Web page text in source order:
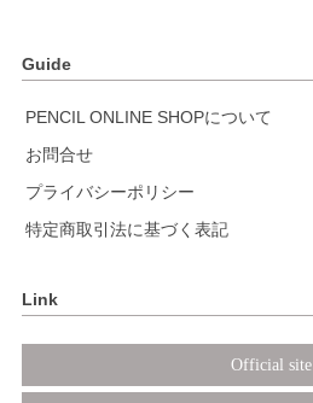
Guide
PENCIL ONLINE SHOPについて
お問合せ
プライバシーポリシー
特定商取引法に基づく表記
Link
Official site